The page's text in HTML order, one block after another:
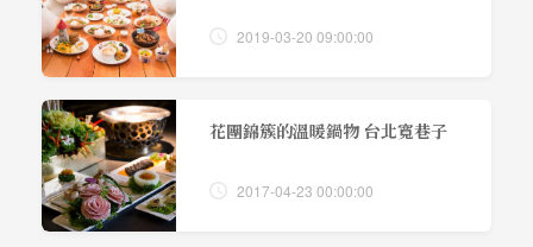
2019-03-20 09:00:00
花團錦簇的溫暖鍋物 台北寬巷子
2017-04-23 00:00:00